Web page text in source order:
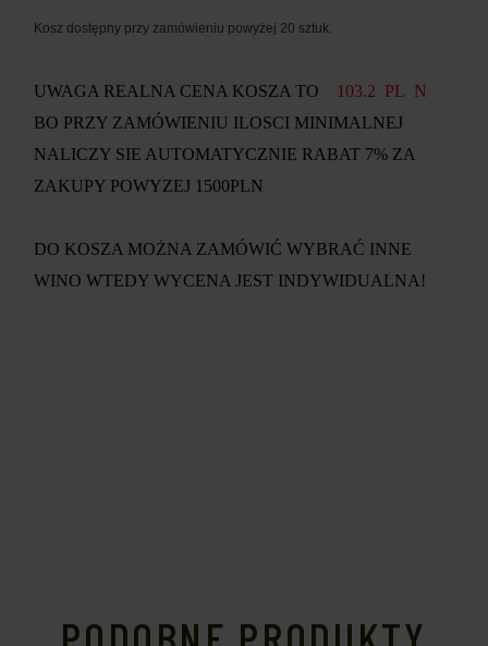
Kosz dostępny przy zamówieniu powyżej 20 sztuk.
UWAGA REALNA CENA KOSZA TO 103.2 PL N
BO PRZY ZAMÓWIENIU ILOSCI MINIMALNEJ
NALICZY SIE AUTOMATYCZNIE RABAT 7% ZA
ZAKUPY POWYZEJ 1500PLN
DO KOSZA MOŻNA ZAMÓWIĆ WYBRAĆ INNE
WINO WTEDY WYCENA JEST INDYWIDUALNA!